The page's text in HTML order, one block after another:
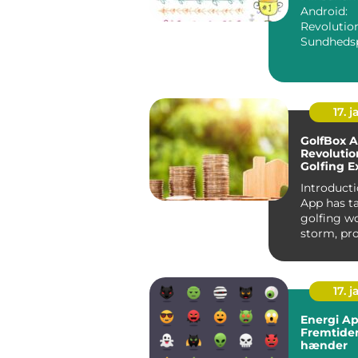
Android:
17.
GolfBox
Golfing
App has
golfing
storm,
friend...
17.
Energi
hænder